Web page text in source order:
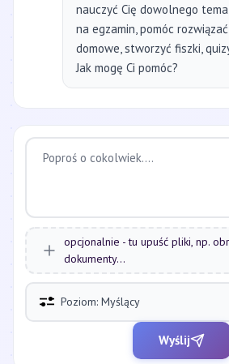
nauczyć Cię dowolnego
na egzamin, pomóc
domowe, stworzyć fiszki,
Jak mogę Ci pomóc?
opcjonalnie - tu upuść pliki, np.
dokumenty...
Poziom: Myślący
Wyślij